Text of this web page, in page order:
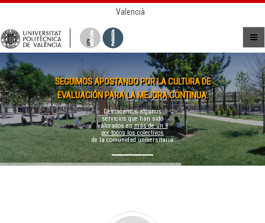
Valencià
SEGUIMOS APOSTANDO POR LA CULTURA DE
EVALUACIÓN PARA LA MEJORA CONTINUA.
Destacamos algunos
servicios que han sido
valorados enmás de un 8
por todos los colectivos
de la comunidad universitaria